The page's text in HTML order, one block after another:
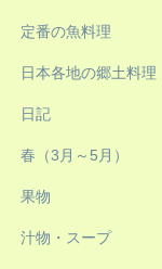
定番の魚料理
日本各地の郷土料理
日記
春（3月～5月）
果物
汁物・スープ